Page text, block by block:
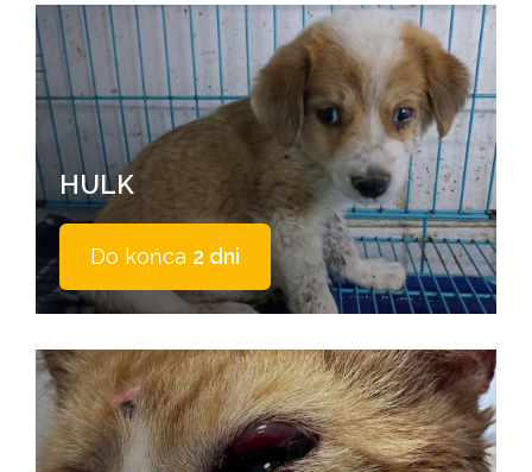
HULK
Do końca 2 dni